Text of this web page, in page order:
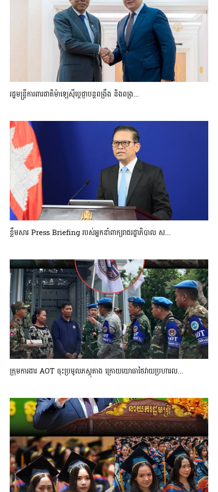
រដ្ឋមន្ត្រីការពារជាតិម៉ាឡេស៊ីប្ដេជ្ញាបន្តពង្រឹង និងពង្រ...
ខ្លឹមសារ Press Briefing របស់អ្នកនាំពាក្យរាជរដ្ឋាភិបាល ស...
ក្រុមការងារ AOT ចុះប្រមូលភស្តុតាង ក្រោយយោធាថៃវាយប្រហារល...